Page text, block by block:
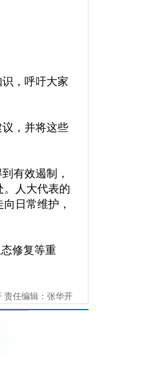
，呼吁大家
，并将这些
有效遏制，
。人大代表的
日常维护，
修复等重
责任编辑：张华开